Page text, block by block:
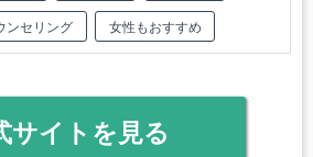
ンセリング 女性もおすすめ
サイトを見る